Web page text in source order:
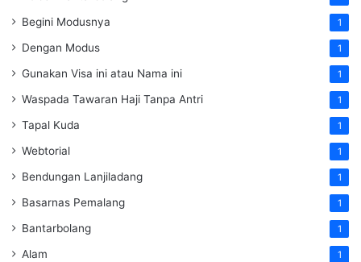
Begini Modusnya 1
Dengan Modus 1
Gunakan Visa ini atau Nama ini 1
Waspada Tawaran Haji Tanpa Antri 1
Tapal Kuda 1
Webtorial 1
Bendungan Lanjiladang 1
Basarnas Pemalang 1
Bantarbolang 1
Alam 1